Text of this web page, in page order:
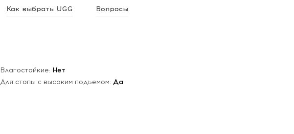
Как выбрать UGG Вопросы
Влагостойкие: Нет
Для стопы с высоким подъемом: Да